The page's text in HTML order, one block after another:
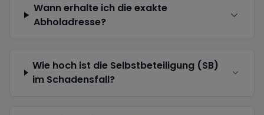
Wann erhalte ich die exakte
Abholadresse?
Wie hoch ist die Selbstbeteiligung (SB)
im Schadensfall?